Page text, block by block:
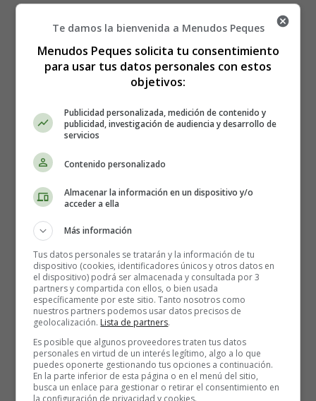
del útero. En esta fase, el paciente no debe preocuparse
porque se necesita tiempo (varios años) para que esto
desemboque en un cáncer. Las displasias son lesiones
causadas por células anormales en el cuello uterino.
El diagnóstico de la displasia
cervical
Lacitología cervicalse utiliza para detectar la
presencia de células anormales en el cuello uterino
una forma dedetectar el cáncer de útero y de
diagnosticar los estadios precancerosos
tratarlos a tiempo. Se recomienda a las mujeres que se
hagan esta prueba cada dos o tres años para detectar a
tiempo cualquier anomalía y limitar así el riesgo de
cáncer. Esta prevención se utiliza para recoger células del
cuello uterino y estudiarlas en el laboratorio. La prueba
puede dar varios resultados diferentes, que le serán
explicados por su médico. En algunos casos, la citología
mostrará anomalías que deberán ser aclaradas mediante
un examen con lupa del cuello uterino llamado
Te damos la bienvenida a Menudos Peques
Menudos Peques solicita tu consentimiento
para usar tus datos personales con estos
objetivos:
Publicidad personalizada, medición de contenido y
publicidad, investigación de audiencia y desarrollo de
servicios
Contenido personalizado
Almacenar la información en un dispositivo y/o
acceder a ella
Más información
Tus datos personales se tratarán y la información de tu
dispositivo (cookies, identificadores únicos y otros datos en
el dispositivo) podrá ser almacenada y consultada por 3
partners y compartida con ellos, o bien usada
específicamente por este sitio. Tanto nosotros como
nuestros partners podemos usar datos precisos de
geolocalización. Lista de partners.
Es posible que algunos proveedores traten tus datos
personales en virtud de un interés legítimo, algo a lo que
puedes oponerte gestionando tus opciones a continuación.
En la parte inferior de esta página o en el menú del sitio,
busca un enlace para gestionar o retirar el consentimiento en
la configuración de privacidad y cookies.